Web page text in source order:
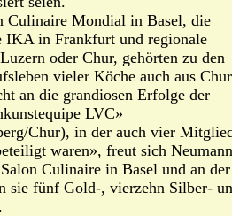
Culinaire Mondial in Basel, die
IKA in Frankfurt und regionale
oder Chur, gehörten zu den
vieler Köche auch aus
an die grandiosen Erfolge der
LVC»
Chur), in der auch vier
waren», freut sich Neumann
Culinaire in Basel und an
sie fünf Gold-, vierzehn Silber-